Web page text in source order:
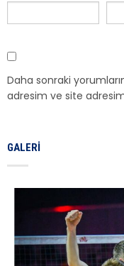
Daha sonraki
adresim ve site
GALERI